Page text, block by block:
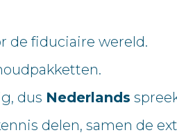
de fiduciaire wereld.
dus Nederlands
delen, samen de